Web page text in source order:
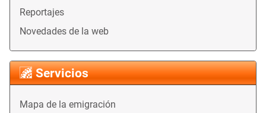
Reportajes
Novedades de la web
Servicios
Mapa de la emigración